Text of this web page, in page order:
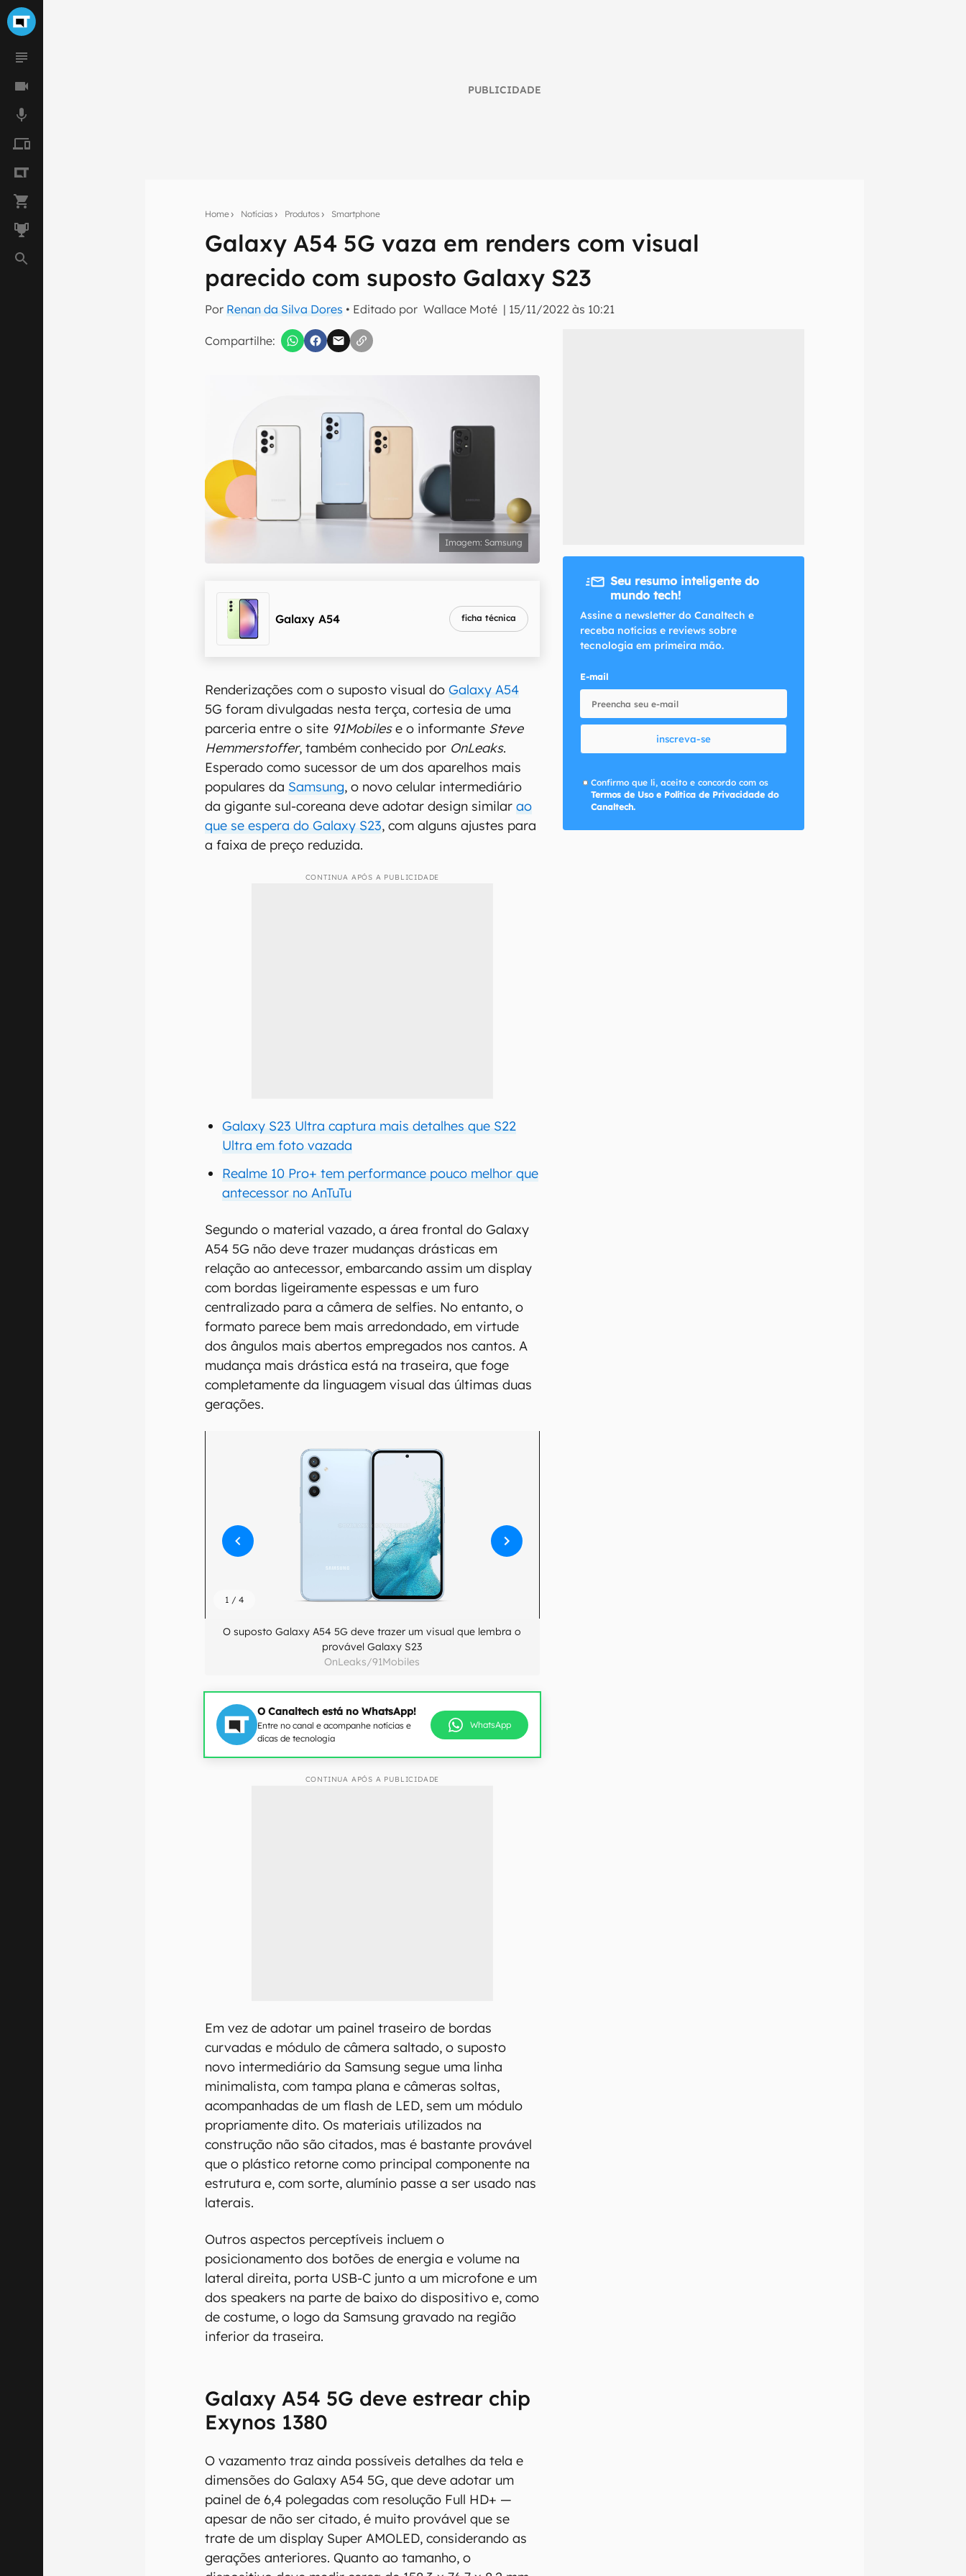
PUBLICIDADE
Home Notícias Produtos Smartphone
Galaxy A54 5G vaza em renders com visual
parecido com suposto Galaxy S23
Por Renan da Silva Dores • Editado por Wallace Moté | 15/11/2022 às 10:21
Compartilhe:
Seu resumo inteligente do mundo tech!
Assine a newsletter do Canaltech e receba notícias e reviews sobre tecnologia em primeira
Confirmo que li, aceito e concordo com os Termos de Uso e Política de Privacidade do Canaltech.
Samsung
Galaxy A54 ficha técnica
Renderizações com o suposto visual doGalaxy A54
5G foram divulgadas nesta terça, cortesia de uma
parceria entre o site 91Mobilese o informante Steve
Hemmerstoffer, também conhecido por OnLeaks.
Esperado como sucessor de um dos aparelhos mais
populares da Samsung, o novo celular intermediário
da gigante sul-coreana deve adotar design similarao
que se espera do Galaxy S23, com alguns ajustes para
a faixa de preço reduzida.
CONTINUA APÓS A PUBLICIDADE
Galaxy S23 Ultra captura mais detalhes que S22
Ultra em foto vazada
Realme 10 Pro+ tem performance pouco melhor que
antecessor no AnTuTu
Segundo o material vazado, a área frontal do Galaxy
A54 5G não deve trazer mudanças drásticas em
relação ao antecessor, embarcando assim um display
com bordas ligeiramente espessas e um furo
centralizado para a câmera de selfies. No entanto, o
formato parece bem mais arredondado, em virtude
dos ângulos mais abertos empregados nos cantos. A
mudança mais drástica está na traseira, que foge
completamente da linguagem visual das últimas duas
gerações.
1 /4
O suposto Galaxy A54 5G deve trazer um visual que lembra o
provável Galaxy S23
OnLeaks/91Mobiles
O Canaltech está no WhatsApp!
Entre no canal e acompanhe notícias e
dicas de tecnologia
WhatsApp
CONTINUA APÓS A PUBLICIDADE
Em vez de adotar um painel traseiro de bordas
curvadas e módulo de câmera saltado, o suposto
novo intermediário da Samsung segue uma linha
minimalista, com tampa plana e câmeras soltas,
acompanhadas de um flash de LED, sem um módulo
propriamente dito. Os materiais utilizados na
construção não são citados, mas é bastante provável
que o plástico retorne como principal componente na
estrutura e, com sorte, alumínio passe a ser usado nas
laterais.
Outros aspectos perceptíveis incluem o
posicionamento dos botões de energia e volume na
lateral direita, porta USB-C junto a um microfone e um
dos speakers na parte de baixo do dispositivo e, como
de costume, o logo da Samsung gravado na região
inferior da traseira.
Galaxy A54 5G deve estrear chip
Exynos 1380
O vazamento traz ainda possíveis detalhes da tela e
dimensões do Galaxy A54 5G, que deve adotar um
painel de 6,4 polegadas com resolução Full HD+ —
apesar de não ser citado, é muito provável que se
trate de um display Super AMOLED, considerando as
gerações anteriores. Quanto ao tamanho, o
Seu resumo inteligente do
mundo tech!
Assine a newsletter do Canaltech e
receba notícias e reviews sobre
tecnologia em primeira mão.
E-mail
inscreva-se
Confirmo que li, aceito e concordo com os
Termos de Uso e Política de Privacidade do
Canaltech.